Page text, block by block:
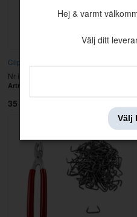
Clips 240/260
Nr i sprängskissen: 46
Artnr:
35 kr
Hej & varmt
Välj ditt
Välj